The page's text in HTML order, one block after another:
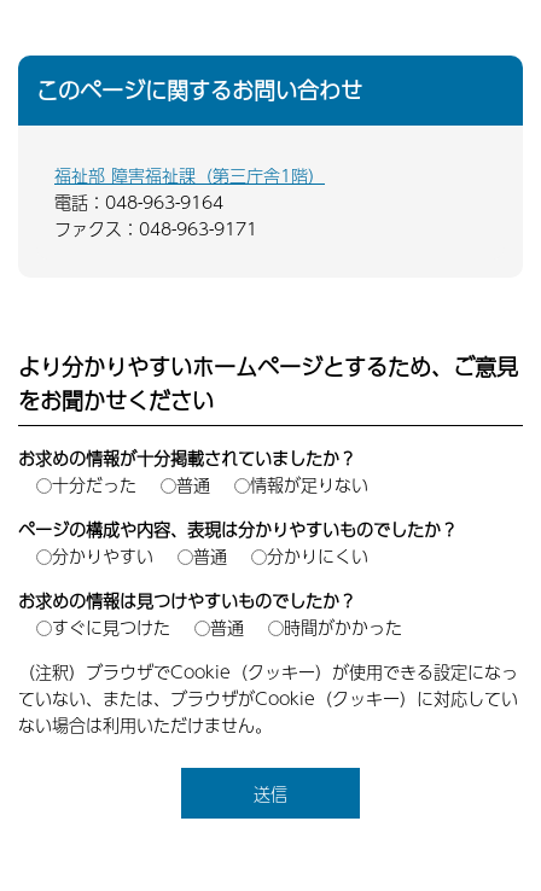
このページに関するお問い合わせ
福祉部 障害福祉課（第三庁舎1階）
電話：048-963-9164
ファクス：048-963-9171
より分かりやすいホームページとするため、ご意見
をお聞かせください
お求めの情報が十分掲載されていましたか？
十分だった
普通
情報が足りない
ページの構成や内容、表現は分かりやすいものでしたか？
分かりやすい
普通
分かりにくい
お求めの情報は見つけやすいものでしたか？
すぐに見つけた
普通
時間がかかった
（注釈）ブラウザでCookie（クッキー）が使用できる設定になっ
ていない、または、ブラウザがCookie（クッキー）に対応してい
ない場合は利用いただけません。